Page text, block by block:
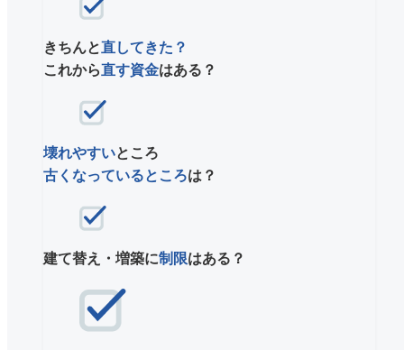
きちんと直してきた？
これから直す資金はある？
壊れやすいところ
古くなっているところは？
建て替え・増築に制限はある？